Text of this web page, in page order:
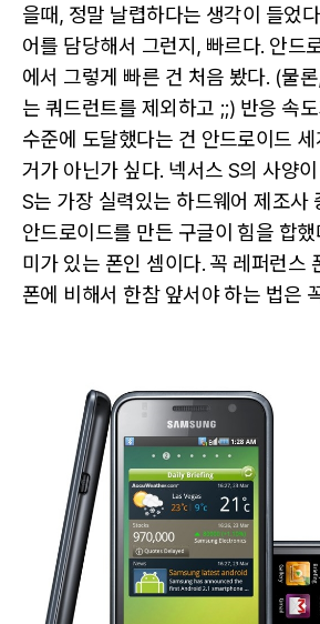
을때, 정말 날렵하다는 생각이 들었
어를 담당해서 그런지, 빠르다. 안드
에서 그렇게 빠른 건 처음 봤다. (물
는 쿼드런트를 제외하고 ;;) 반응 속
수준에 도달했다는 건 안드로이드
거가 아닌가 싶다. 넥서스 S의 사양
S는 가장 실력있는 하드웨어 제조사
안드로이드를 만든 구글이 힘을 합했
미가 있는 폰인 셈이다. 꼭 레퍼런스
폰에 비해서 한참 앞서야 하는 법은